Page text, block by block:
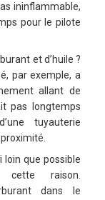
ininflammable,
pour le pilote
et d’huile ?
par exemple, a
allant de
pas longtemps
tuyauterie
loin que possible
cette raison.
dans le